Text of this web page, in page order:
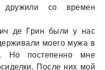
дружили со времен
де Грин были у нас
моего мужа в
Но постепенно мне
После них мой